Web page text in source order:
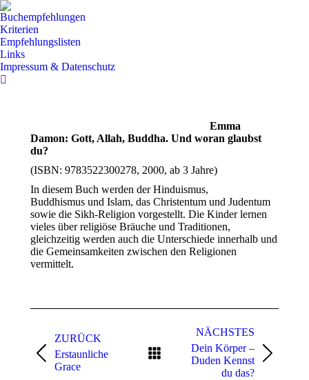
Buchempfehlungen
Kriterien
Empfehlungslisten
Links
Impressum & Datenschutz
Search:
Emma
Damon: Gott, Allah, Buddha. Und woran glaubst
du?
(ISBN: 9783522300278, 2000, ab 3 Jahre)
In diesem Buch werden der Hinduismus,
Buddhismus und Islam, das Christentum und Judentum
sowie die Sikh-Religion vorgestellt. Die Kinder lernen
vieles über religiöse Bräuche und Traditionen,
gleichzeitig werden auch die Unterschiede innerhalb und
die Gemeinsamkeiten zwischen den Religionen
vermittelt.
navigation
ZURÜCK
Previous
project:
Erstaunliche
Grace
NÄCHSTES
Next
Dein Körper –
Duden Kennst
du das?